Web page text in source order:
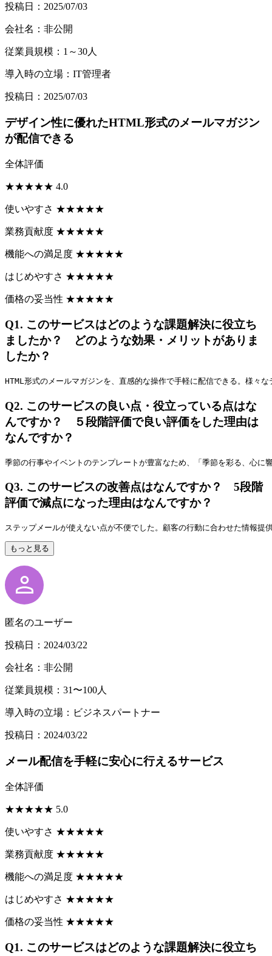
投稿日：2025/07/03
会社名：非公開
従業員規模：1～30人
導入時の立場：IT管理者
投稿日：2025/07/03
デザイン性に優れたHTML形式のメールマガジン
が配信できる
全体評価
★★★★★ 4.0
使いやすさ ★★★★★
業務貢献度 ★★★★★
機能への満足度 ★★★★★
はじめやすさ ★★★★★
価格の妥当性 ★★★★★
Q1. このサービスはどのような課題解決に役立ち
ましたか？ どのような効果・メリットがありま
したか？
HTML形式のメールマガジンを、直感的な操作で手軽に配信できる。様々
Q2. このサービスの良い点・役立っている点はな
んですか？ ５段階評価で良い評価をした理由は
なんですか？
季節の行事やイベントのテンプレートが豊富なため、「季節を彩る、心
Q3. このサービスの改善点はなんですか？ 5段階
評価で減点になった理由はなんですか？
ステップメールが使えない点が不便でした。顧客の行動に合わせた情報
もっと見る
匿名のユーザー
投稿日：2024/03/22
会社名：非公開
従業員規模：31〜100人
導入時の立場：ビジネスパートナー
投稿日：2024/03/22
メール配信を手軽に安心に行えるサービス
全体評価
★★★★★ 5.0
使いやすさ ★★★★★
業務貢献度 ★★★★★
機能への満足度 ★★★★★
はじめやすさ ★★★★★
価格の妥当性 ★★★★★
Q1. このサービスはどのような課題解決に役立ち